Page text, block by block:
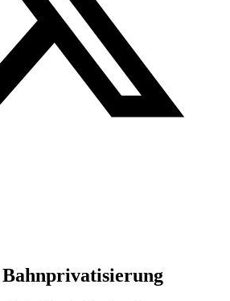
Bahnprivatisierung